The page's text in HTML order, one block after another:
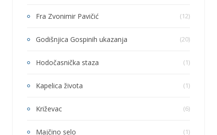
Fra Zvonimir Pavičić (12)
Godišnjica Gospinih ukazanja (20)
Hodočasnička staza (1)
Kapelica života (1)
Križevac (6)
Majčino selo (1)